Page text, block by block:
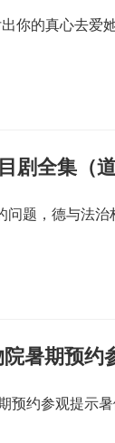
你的真心去爱
剧全集（
问题，德与法
暑期预约
预约参观提示